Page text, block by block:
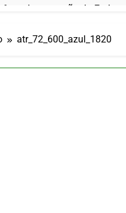
de operação do
e Montevidéu em
do Salto Caveiras atrai
as Atrações do Parque
e a Melhor Vista de
atr_72_600_azul_1820